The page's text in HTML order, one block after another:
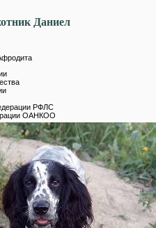
Даниел
РФЛС
ОАНКОО